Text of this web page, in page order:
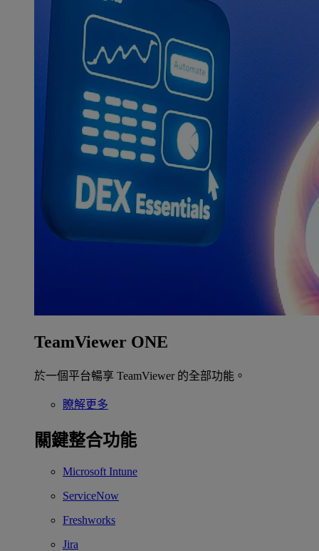
TeamViewer ONE
於一個平台暢享 TeamViewer 的全部功能。
瞭解更多
關鍵整合功能
Microsoft Intune
ServiceNow
Freshworks
Jira